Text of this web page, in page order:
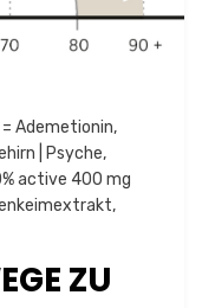
Ademetionin,
| Psyche,
active 400 mg
,
ZU